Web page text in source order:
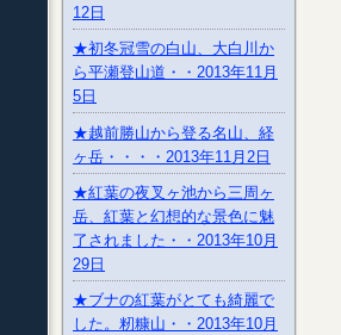
12日
★初冬冠雪の白山、大白川か
ら平瀬登山道・・2013年11月
5日
★越前勝山から登る名山、経
ヶ岳・・・・2013年11月2日
★紅葉の夜叉ヶ池から三周ヶ
岳、紅葉と幻想的な景色に魅
了されました・・2013年10月
29日
★ブナの紅葉がとても綺麗で
した。籾糠山・・2013年10月